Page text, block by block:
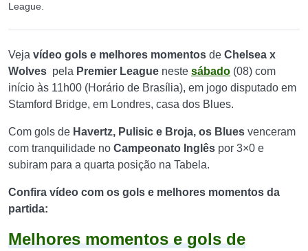
League.
Veja vídeo gols e melhores momentos de Chelsea x
Wolves pela Premier League neste sábado (08) com
início às 11h00 (Horário de Brasília), em jogo disputado em
Stamford Bridge, em Londres, casa dos Blues.
Com gols de Havertz, Pulisic e Broja, os Blues venceram
com tranquilidade no Campeonato Inglês por 3×0 e
subiram para a quarta posição na Tabela.
Confira vídeo com os gols e melhores momentos da
partida:
Melhores momentos e gols de